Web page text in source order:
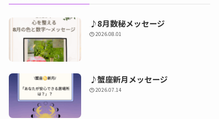
♪8月数秘メッセージ
2026.08.01
♪蟹座新月メッセージ
2026.07.14